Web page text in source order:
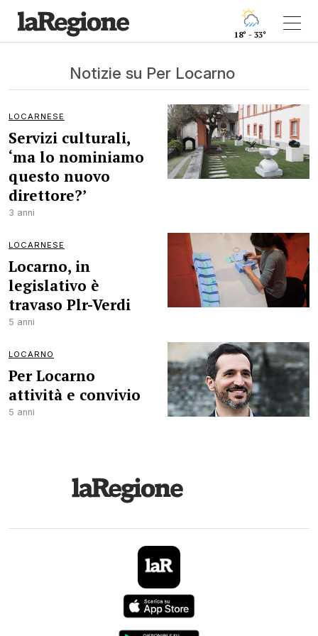
18° - 33°
Notizie su Per Locarno
LOCARNESE
Servizi culturali,
‘ma lo nominiamo
questo nuovo
direttore?’
3 anni
LOCARNESE
Locarno, in
legislativo è
travaso Plr-Verdi
5 anni
LOCARNO
Per Locarno
attività e convivio
5 anni